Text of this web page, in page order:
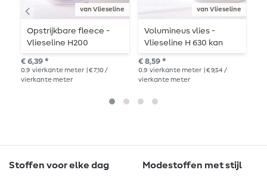
van Vlieseline
Opstrijkbare fleece -
Vlieseline H200
€ 6,39 *
0.9 vierkante meter
| € 7,10 /
vierkante meter
van Vlieseline
Volumineus vlies -
Vlieseline H 630 kan
worden opgestreken
€ 8,59 *
0.9 vierkante meter
| € 9,54 /
vierkante meter
Stoffen voor elke dag Modestoffen met stijl